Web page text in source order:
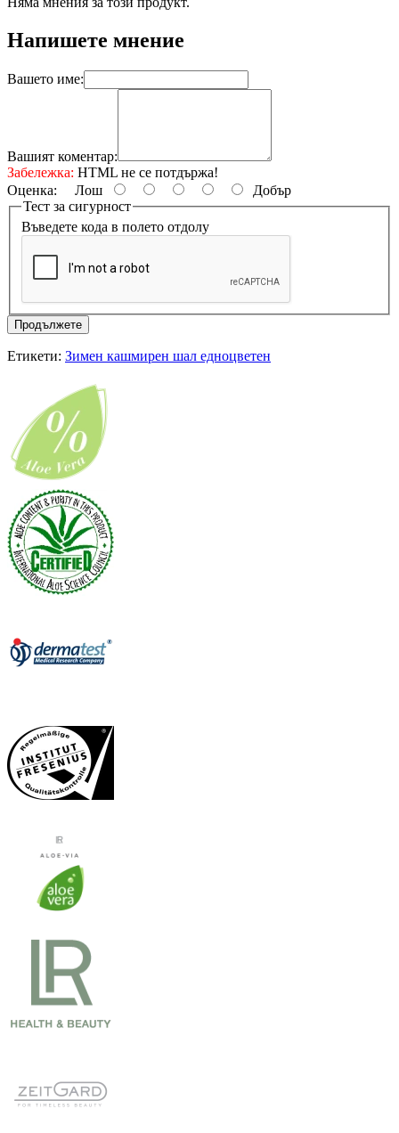
Напишете мнение
Вашето име:
Вашият коментар:
Забележка: HTML не се потдържа!
Оценка: Лош
Добър
Тест за сигурност
Въведете кода в полето отдолу
Продължете
Етикети: Зимен кашмирен шал едноцветен